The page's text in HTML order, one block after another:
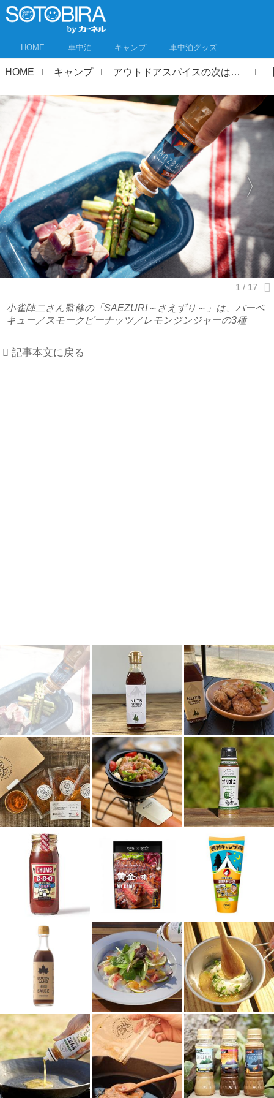
HOME 車中泊 キャンプ 車中泊グッズ
HOME キャンプ アウトドアスパイスの次は「アウトドアソース」が戦国時代⁉ 技ありアウトドアソース8選
小雀陣二さん監修の「SAEZURI～さえずり～」は、バーベ
キュー／スモークピーナッツ／レモンジンジャーの3種
記事本文に戻る